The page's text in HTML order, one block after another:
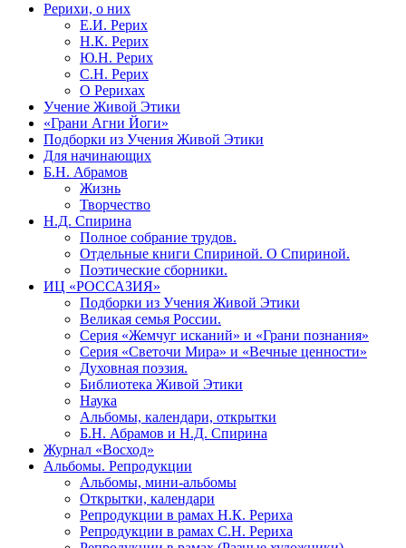
Рерихи, о них
Е.И. Рерих
Н.К. Рерих
Ю.Н. Рерих
С.Н. Рерих
О Рерихах
Учение Живой Этики
«Грани Агни Йоги»
Подборки из Учения Живой Этики
Для начинающих
Б.Н. Абрамов
Жизнь
Творчество
Н.Д. Спирина
Полное собрание трудов.
Отдельные книги Спириной. О Спириной.
Поэтические сборники.
ИЦ «РОССАЗИЯ»
Подборки из Учения Живой Этики
Великая семья России.
Серия «Жемчуг исканий» и «Грани познания»
Серия «Светочи Мира» и «Вечные ценности»
Духовная поэзия.
Библиотека Живой Этики
Наука
Альбомы, календари, открытки
Б.Н. Абрамов и Н.Д. Спирина
Журнал «Восход»
Альбомы. Репродукции
Альбомы, мини-альбомы
Открытки, календари
Репродукции в рамах Н.К. Рериха
Репродукции в рамах С.Н. Рериха